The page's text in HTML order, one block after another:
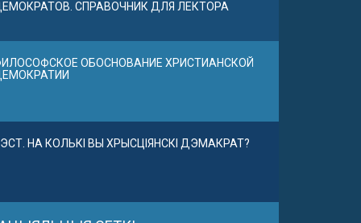
СПРАВОЧНИК ДЛЯ ЛЕКТОРА
ОБОСНОВАНИЕ ХРИСТИАНСКОЙ
НА КОЛЬКІ ВЫ ХРЫСЦІЯНСКІ ДЭМАКРАТ?